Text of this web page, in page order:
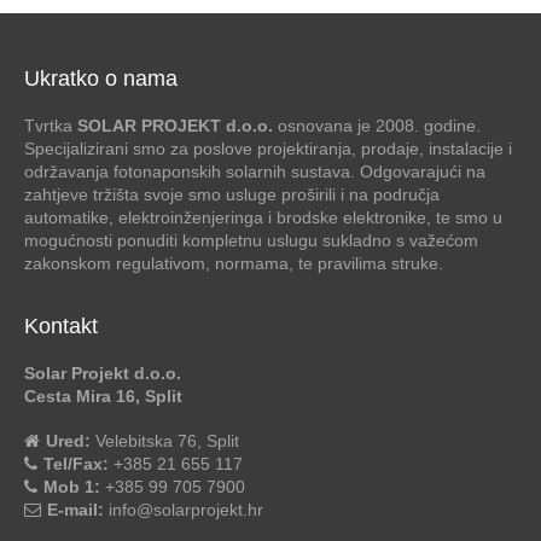
Ukratko o nama
Tvrtka SOLAR PROJEKT d.o.o. osnovana je 2008. godine.
Specijalizirani smo za poslove projektiranja, prodaje, instalacije i
održavanja fotonaponskih solarnih sustava. Odgovarajući na
zahtjeve tržišta svoje smo usluge proširili i na područja
automatike, elektroinženjeringa i brodske elektronike, te smo u
mogućnosti ponuditi kompletnu uslugu sukladno s važećom
zakonskom regulativom, normama, te pravilima struke.
Kontakt
Solar Projekt d.o.o.
Cesta Mira 16, Split
Ured: Velebitska 76, Split
Tel/Fax: +385 21 655 117
Mob 1: +385 99 705 7900
E-mail: info@solarprojekt.hr